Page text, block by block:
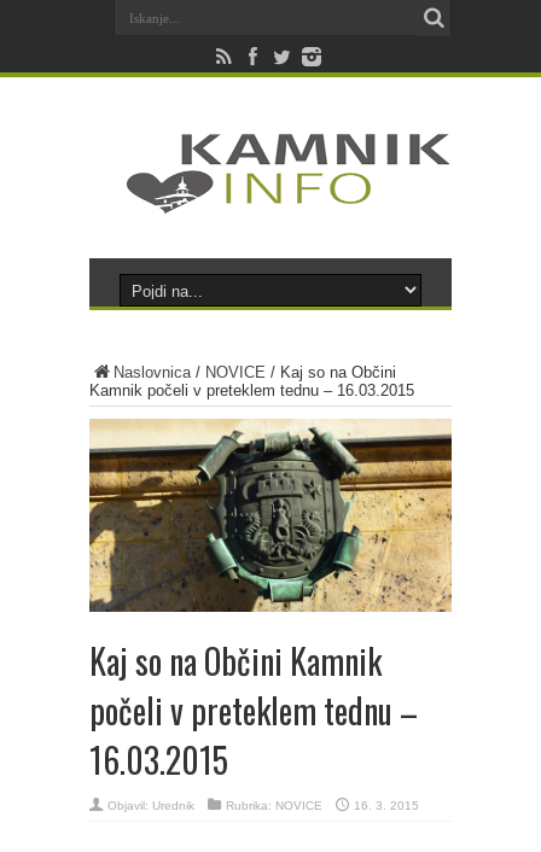
Naslovnica/ NOVICE / Kaj so na Občini
Kamnik počeli v preteklem tednu – 16.03.2015
Kaj so na Občini Kamnik
počeli v preteklem tednu –
16.03.2015
Objavil: Urednik Rubrika: NOVICE 16. 3. 2015